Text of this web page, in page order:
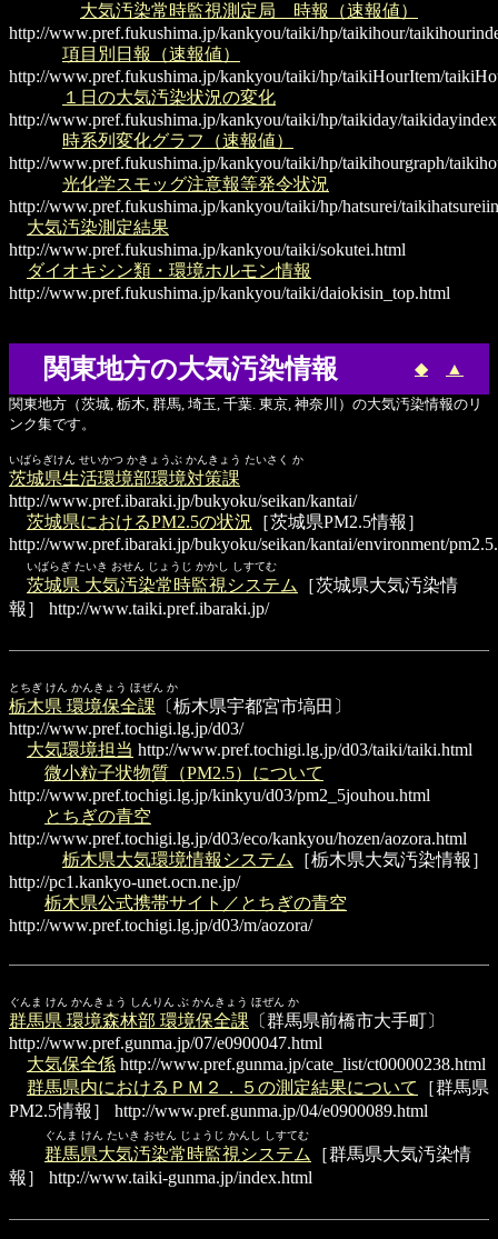
大気汚染常時監視測定局 時報（速報値）
http://www.pref.fukushima.jp/kankyou/taiki/hp/taikihour/
項目別日報（速報値）
http://www.pref.fukushima.jp/kankyou/taiki/hp/taikiHourItem/
１日の大気汚染状況の変化
http://www.pref.fukushima.jp/kankyou/taiki/hp/taikiday/
時系列変化グラフ（速報値）
http://www.pref.fukushima.jp/kankyou/taiki/hp/taikihourgraph/
光化学スモッグ注意報等発令状況
http://www.pref.fukushima.jp/kankyou/taiki/hp/hatsurei/
大気汚染測定結果
http://www.pref.fukushima.jp/kankyou/taiki/sokutei.html
ダイオキシン類・環境ホルモン情報
http://www.pref.fukushima.jp/kankyou/taiki/daiokisin_top.html
関東地方の大気汚染情報 ◆ ▲
関東地方（茨城, 栃木, 群馬, 埼玉, 千葉. 東京, 神奈川）の大気汚染情報のリ
ンク集です。
いばらぎけん せいかつ かきょうぶ かんきょう たいさく か
茨城県生活環境部環境対策課
http://www.pref.ibaraki.jp/bukyoku/seikan/kantai/
茨城県におけるPM2.5の状況 ［茨城県PM2.5情報］
http://www.pref.ibaraki.jp/bukyoku/seikan/kantai/environment/
いばらぎ たいき おせん じょうじ かかし しすてむ
茨城県 大気汚染常時監視システム
［茨城県大気汚染情
報］
http://www.taiki.pref.ibaraki.jp/
とちぎ けん かんきょう ほぜん か
栃木県 環境保全課 〔栃木県宇都宮市塙田〕
http://www.pref.tochigi.lg.jp/d03/
大気環境担当 http://www.pref.tochigi.lg.jp/d03/taiki/taiki.html
微小粒子状物質（PM2.5）について
http://www.pref.tochigi.lg.jp/kinkyu/d03/pm2_5jouhou.html
とちぎの青空
http://www.pref.tochigi.lg.jp/d03/eco/kankyou/hozen/aozora.html
栃木県大気環境情報システム
［栃木県大気汚染情報］
http://pc1.kankyo-unet.ocn.ne.jp/
栃木県公式携帯サイト／とちぎの青空
http://www.pref.tochigi.lg.jp/d03/m/aozora/
ぐんま けん かんきょう しんりん ぶ かんきょう ほぜん か
群馬県 環境森林部 環境保全課 〔群馬県前橋市大手町〕
http://www.pref.gunma.jp/07/e0900047.html
大気保全係 http://www.pref.gunma.jp/cate_list/ct00000238.html
群馬県内におけるＰＭ２．５の測定結果について
［群馬県
PM2.5情報］
http://www.pref.gunma.jp/04/e0900089.html
ぐんま けん たいき おせん じょうじ かんし しすてむ
群馬県大気汚染常時監視システム
［群馬県大気汚染情
報］
http://www.taiki-gunma.jp/index.html